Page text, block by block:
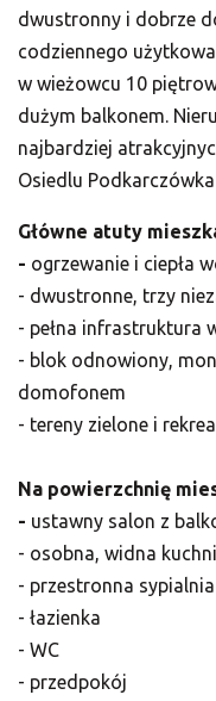
dwustronny i dobrze
codziennego
w wieżowcu 10
dużym balkonem.
najbardziej
Osiedlu
Główne atuty
- ogrzewanie i ciepła
- dwustronne, trzy
- pełna infrastruktura
- blok odnowiony,
domofonem
- tereny zielone i
Na powierzchnię
- ustawny salon z
- osobna, widna
- przestronna
- łazienka
- WC
- przedpokój